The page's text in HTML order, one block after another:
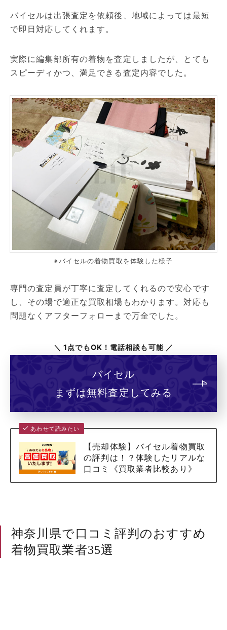
バイセルは出張査定を依頼後、地域によっては最短
で即日対応してくれます。
実際に編集部所有の着物を査定しましたが、とても
スピーディかつ、満足できる査定内容でした。
※バイセルの着物買取を体験した様子
専門の査定員が丁寧に査定してくれるので安心です
し、その場で適正な買取相場もわかります。対応も
問題なくアフターフォローまで万全でした。
＼ 1点でもOK！電話相談も可能 ／
バイセル
まずは無料査定してみる
あわせて読みたい
【売却体験】バイセル着物買取
の評判は！？体験したリアルな
口コミ《買取業者比較あり》
神奈川県で口コミ評判のおすすめ
着物買取業者35選